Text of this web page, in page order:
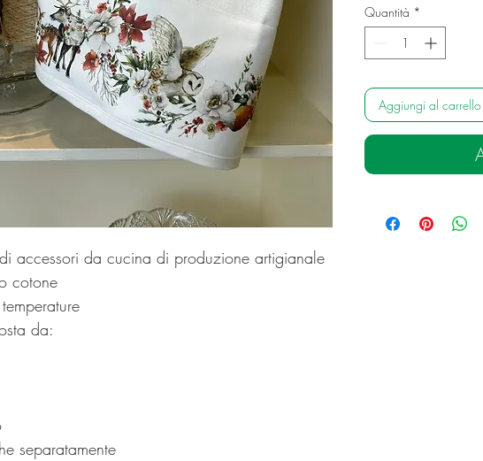
accessori da cucina di produzione artigianale
cotone
da:
separatamente
Quantità *
Aggiungi al carrello